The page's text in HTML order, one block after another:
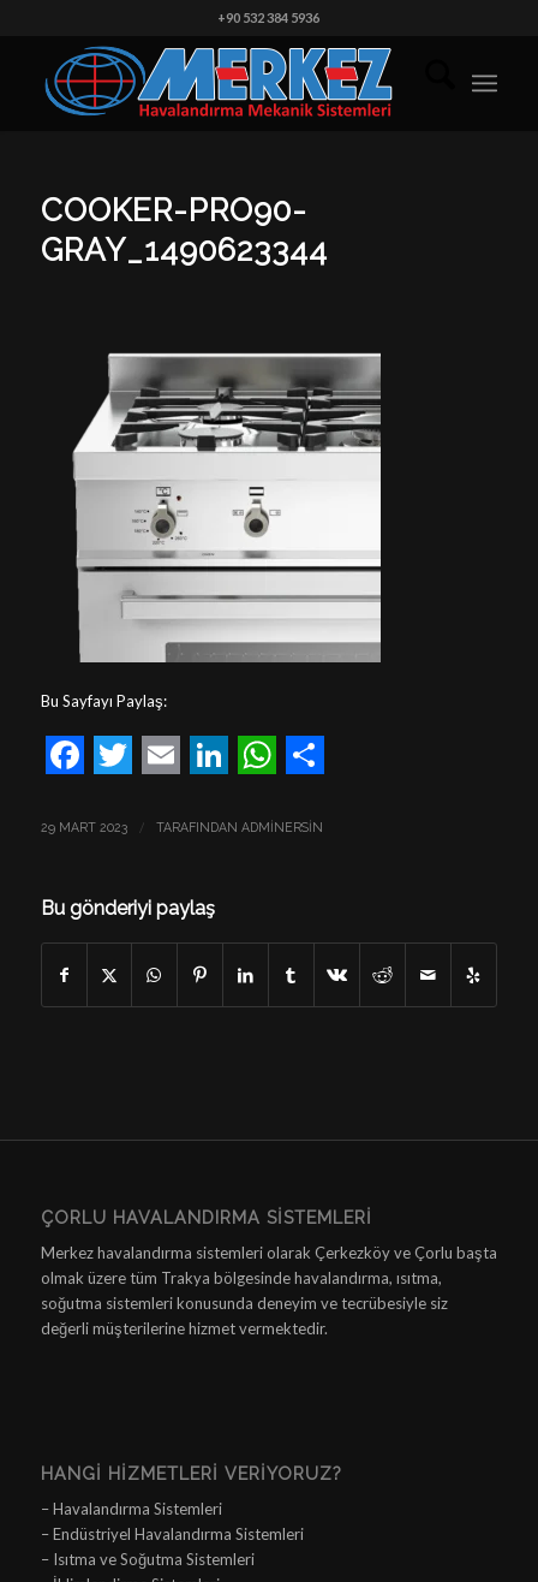
+90 532 384 5936
COOKER-PRO90-
GRAY_1490623344
Bu Sayfayı Paylaş:
29 MART 2023 / TARAFINDAN ADMINERSIN
Bu gönderiyi paylaş
ÇORLU HAVALANDIRMA SISTEMLERI
Merkez havalandırma sistemleri olarak Çerkezköy ve Çorlu başta
olmak üzere tüm Trakya bölgesinde havalandırma, ısıtma,
soğutma sistemleri konusunda deneyim ve tecrübesiyle siz
değerli müşterilerine hizmet vermektedir.
HANGI HIZMETLERI VERIYORUZ?
– Havalandırma Sistemleri
– Endüstriyel Havalandırma Sistemleri
– Isıtma ve Soğutma Sistemleri